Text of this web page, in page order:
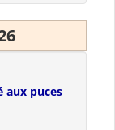
aux puces